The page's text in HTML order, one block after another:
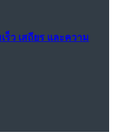
ร็ว เสถียร และความ